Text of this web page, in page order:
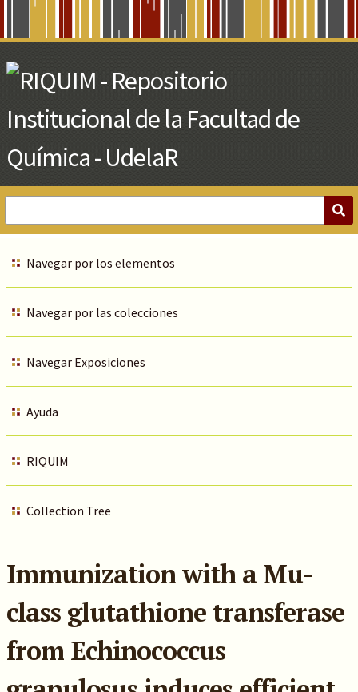
Main
Content
Navegar por los elementos
Navegar por las colecciones
Navegar Exposiciones
Ayuda
RIQUIM
Collection Tree
Immunization with a Mu-
class glutathione transferase
from Echinococcus